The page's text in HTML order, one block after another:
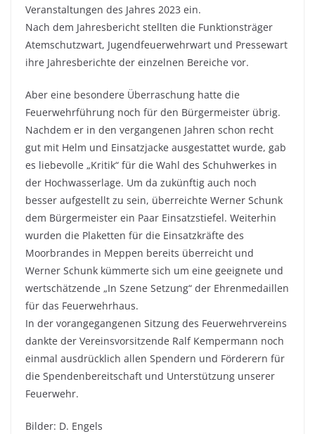
Veranstaltungen des Jahres 2023 ein.
Nach dem Jahresbericht stellten die Funktionsträger
Atemschutzwart, Jugendfeuerwehrwart und Pressewart
ihre Jahresberichte der einzelnen Bereiche vor.
Aber eine besondere Überraschung hatte die
Feuerwehrführung noch für den Bürgermeister übrig.
Nachdem er in den vergangenen Jahren schon recht
gut mit Helm und Einsatzjacke ausgestattet wurde, gab
es liebevolle „Kritik“ für die Wahl des Schuhwerkes in
der Hochwasserlage. Um da zukünftig auch noch
besser aufgestellt zu sein, überreichte Werner Schunk
dem Bürgermeister ein Paar Einsatzstiefel. Weiterhin
wurden die Plaketten für die Einsatzkräfte des
Moorbrandes in Meppen bereits überreicht und
Werner Schunk kümmerte sich um eine geeignete und
wertschätzende „In Szene Setzung“ der Ehrenmedaillen
für das Feuerwehrhaus.
In der vorangegangenen Sitzung des Feuerwehrvereins
dankte der Vereinsvorsitzende Ralf Kempermann noch
einmal ausdrücklich allen Spendern und Förderern für
die Spendenbereitschaft und Unterstützung unserer
Feuerwehr.
Bilder: D. Engels